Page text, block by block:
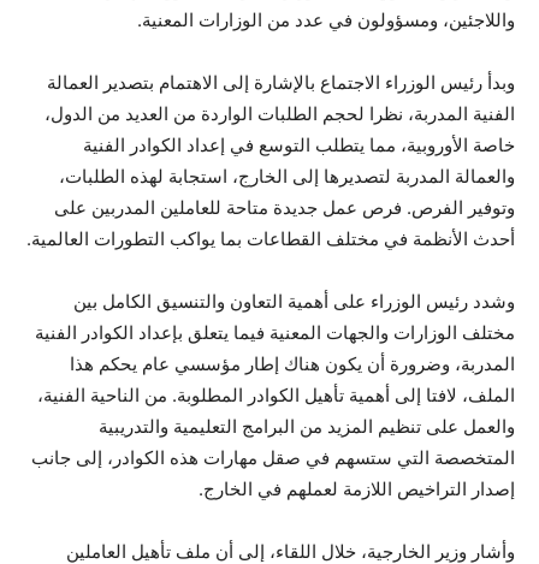
واللاجئين، ومسؤولون في عدد من الوزارات المعنية.
وبدأ رئيس الوزراء الاجتماع بالإشارة إلى الاهتمام بتصدير العمالة
الفنية المدربة، نظرا لحجم الطلبات الواردة من العديد من الدول،
خاصة الأوروبية، مما يتطلب التوسع في إعداد الكوادر الفنية
والعمالة المدربة لتصديرها إلى الخارج، استجابة لهذه الطلبات،
وتوفير الفرص. فرص عمل جديدة متاحة للعاملين المدربين على
أحدث الأنظمة في مختلف القطاعات بما يواكب التطورات العالمية.
وشدد رئيس الوزراء على أهمية التعاون والتنسيق الكامل بين
مختلف الوزارات والجهات المعنية فيما يتعلق بإعداد الكوادر الفنية
المدربة، وضرورة أن يكون هناك إطار مؤسسي عام يحكم هذا
الملف، لافتا إلى أهمية تأهيل الكوادر المطلوبة. من الناحية الفنية،
والعمل على تنظيم المزيد من البرامج التعليمية والتدريبية
المتخصصة التي ستسهم في صقل مهارات هذه الكوادر، إلى جانب
إصدار التراخيص اللازمة لعملهم في الخارج.
وأشار وزير الخارجية، خلال اللقاء، إلى أن ملف تأهيل العاملين